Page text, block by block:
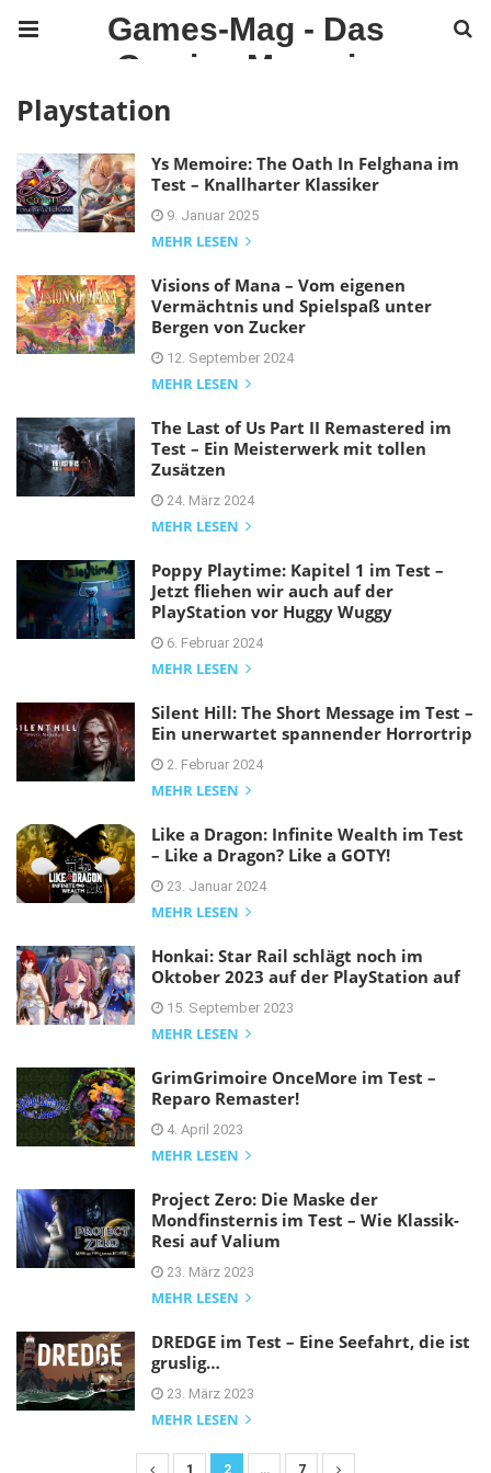
Games-Mag - Das
Gaming Magazin
Playstation
Ys Memoire: The Oath In Felghana im
Test – Knallharter Klassiker
9. Januar 2025
MEHR LESEN
Visions of Mana – Vom eigenen
Vermächtnis und Spielspaß unter
Bergen von Zucker
12. September 2024
MEHR LESEN
The Last of Us Part II Remastered im
Test – Ein Meisterwerk mit tollen
Zusätzen
24. März 2024
MEHR LESEN
Poppy Playtime: Kapitel 1 im Test –
Jetzt fliehen wir auch auf der
PlayStation vor Huggy Wuggy
6. Februar 2024
MEHR LESEN
Silent Hill: The Short Message im Test –
Ein unerwartet spannender Horrortrip
2. Februar 2024
MEHR LESEN
Like a Dragon: Infinite Wealth im Test
– Like a Dragon? Like a GOTY!
23. Januar 2024
MEHR LESEN
Honkai: Star Rail schlägt noch im
Oktober 2023 auf der PlayStation auf
15. September 2023
MEHR LESEN
GrimGrimoire OnceMore im Test –
Reparo Remaster!
4. April 2023
MEHR LESEN
Project Zero: Die Maske der
Mondfinsternis im Test – Wie Klassik-
Resi auf Valium
23. März 2023
MEHR LESEN
DREDGE im Test – Eine Seefahrt, die ist
gruslig…
23. März 2023
MEHR LESEN